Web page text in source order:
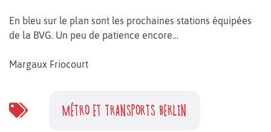
En bleu sur le plan sont les prochaines stations équipées
de la BVG. Un peu de patience encore…
Margaux Friocourt
MÉTRO ET TRANSPORTS BERLIN